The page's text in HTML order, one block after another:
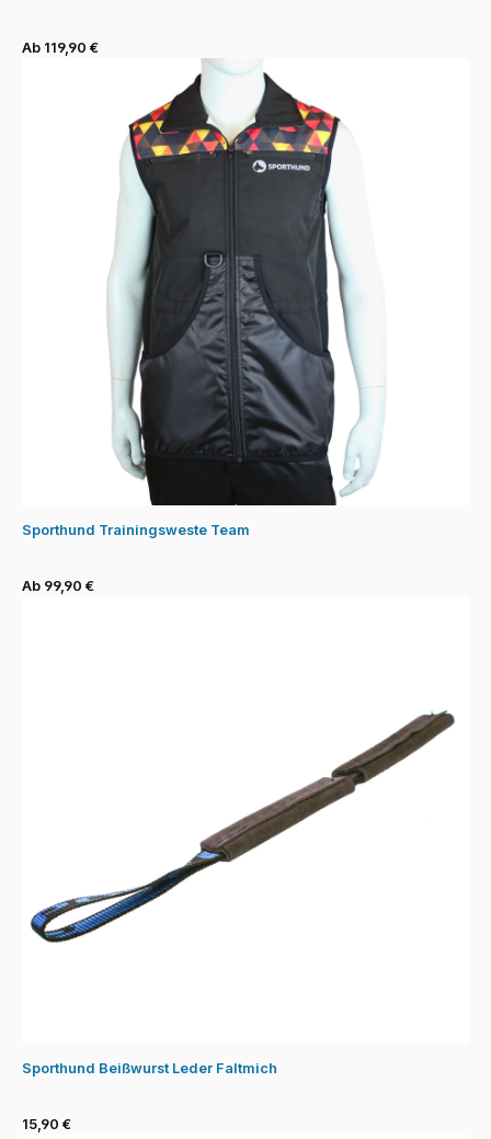
Ab 119,90 €
Sporthund Trainingsweste Team
Ab 99,90 €
Sporthund Beißwurst Leder Faltmich
15,90 €